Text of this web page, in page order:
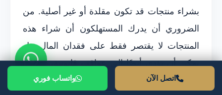
بشراء منتجات قد تكون مقلدة أو غير أصلية. من
الضروري أن يدرك المستهلكون أن شراء هذه
المنتجات لا يقتصر فقط على فقدان المال، بل
يمكن أن يؤدي أيضًا إلى عواقب قانونية، صحية،
وأخلاقية.اتصل الآن واتساب فوري